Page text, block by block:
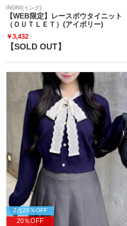
INGNI(イング)
【WEB限定】レースボウタイニット
（ＯＵＴＬＥＴ）(アイボリー)
￥3,432
【SOLD OUT】
2点20％OFF
20％OFF